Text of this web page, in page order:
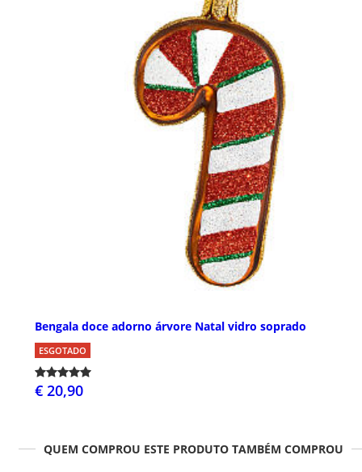
Bengala doce adorno árvore Natal vidro soprado
ESGOTADO
€ 20,90
QUEM COMPROU ESTE PRODUTO TAMBÉM COMPROU